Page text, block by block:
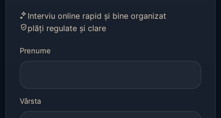
Interviu online rapid și bine organizat
plăți regulate și clare
Prenume
Vârsta